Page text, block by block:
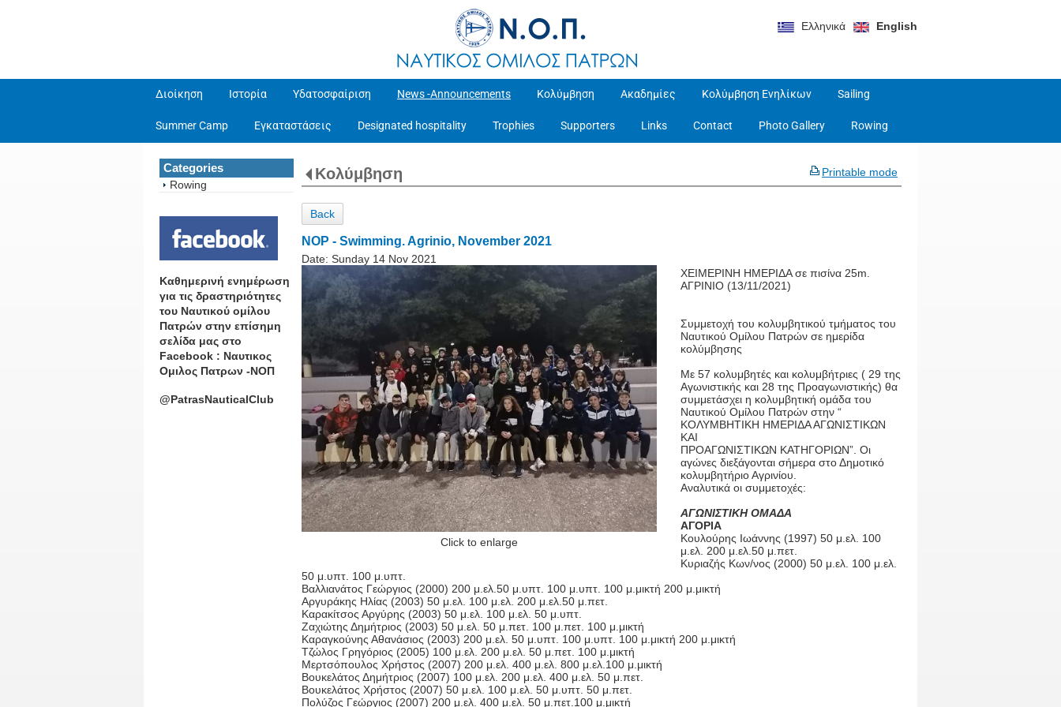
Ελληνικά English
Διοίκηση Ιστορία Υδατοσφαίριση News -Announcements Κολύμβηση Ακαδημίες Κολύμβηση Ενηλίκων Sailing
Summer Camp Εγκαταστάσεις Designated hospitality Trophies Supporters Links Contact Photo Gallery Rowing
Categories
Rowing
Καθημερινή ενημέρωση
για τις δραστηριότητες
του Ναυτικού ομίλου
Πατρών στην επίσημη
σελίδα μας στο
Facebook : Ναυτικος
Ομιλος Πατρων -ΝΟΠ
@PatrasNauticalClub
Printable mode
Κολύμβηση
Back
NOP - Swimming. Agrinio, November 2021
Date: Sunday 14 Nov 2021
Click to enlarge
ΧΕΙΜΕΡΙΝΗ ΗΜΕΡΙΔΑ σε πισίνα 25m.
ΑΓΡΙΝΙΟ (13/11/2021)
Συμμετοχή του κολυμβητικού τμήματος του
Ναυτικού Ομίλου Πατρών σε ημερίδα
κολύμβησης
Με 57 κολυμβητές και κολυμβήτριες ( 29 της
Αγωνιστικής και 28 της Προαγωνιστικής) θα
συμμετάσχει η κολυμβητική ομάδα του
Ναυτικού Ομίλου Πατρών στην “
ΚΟΛΥΜΒΗΤΙΚΗ ΗΜΕΡΙΔΑ ΑΓΩΝΙΣΤΙΚΩΝ
ΚΑΙ
ΠΡΟΑΓΩΝΙΣΤΙΚΩΝ ΚΑΤΗΓΟΡΙΩΝ”. Οι
αγώνες διεξάγονται σήμερα στο Δημοτικό
κολυμβητήριο Αγρινίου.
Αναλυτικά οι συμμετοχές:
ΑΓΩΝΙΣΤΙΚΗ ΟΜΑΔΑ
ΑΓΟΡΙΑ
Κουλούρης Ιωάννης (1997) 50 μ.ελ. 100
μ.ελ. 200 μ.ελ.50 μ.πετ.
Κυριαζής Κων/νος (2000) 50 μ.ελ. 100 μ.ελ.
50 μ.υπτ. 100 μ.υπτ.
Βαλλιανάτος Γεώργιος (2000) 200 μ.ελ.50 μ.υπτ. 100 μ.υπτ. 100 μ.μικτή 200 μ.μικτή
Αργυράκης Ηλίας (2003) 50 μ.ελ. 100 μ.ελ. 200 μ.ελ.50 μ.πετ.
Καρακίτσος Αργύρης (2003) 50 μ.ελ. 100 μ.ελ. 50 μ.υπτ.
Ζαχιώτης Δημήτριος (2003) 50 μ.ελ. 50 μ.πετ. 100 μ.πετ. 100 μ.μικτή
Καραγκούνης Αθανάσιος (2003) 200 μ.ελ. 50 μ.υπτ. 100 μ.υπτ. 100 μ.μικτή 200 μ.μικτή
Τζώλος Γρηγόριος (2005) 100 μ.ελ. 200 μ.ελ. 50 μ.πετ. 100 μ.μικτή
Μερτσόπουλος Χρήστος (2007) 200 μ.ελ. 400 μ.ελ. 800 μ.ελ.100 μ.μικτή
Βουκελάτος Δημήτριος (2007) 100 μ.ελ. 200 μ.ελ. 400 μ.ελ. 50 μ.πετ.
Βουκελάτος Χρήστος (2007) 50 μ.ελ. 100 μ.ελ. 50 μ.υπτ. 50 μ.πετ.
Πολύζος Γεώργιος (2007) 200 μ.ελ. 400 μ.ελ. 50 μ.πετ.100 μ.μικτή